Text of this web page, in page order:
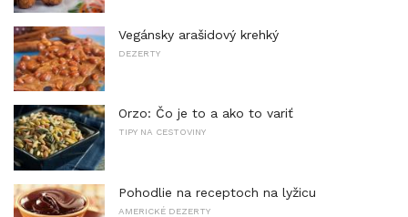
Vegánsky arašidový krehký
DEZERTY
Orzo: Čo je to a ako to variť
TIPY NA CESTOVINY
Pohodlie na receptoch na lyžicu
AMERICKÉ DEZERTY